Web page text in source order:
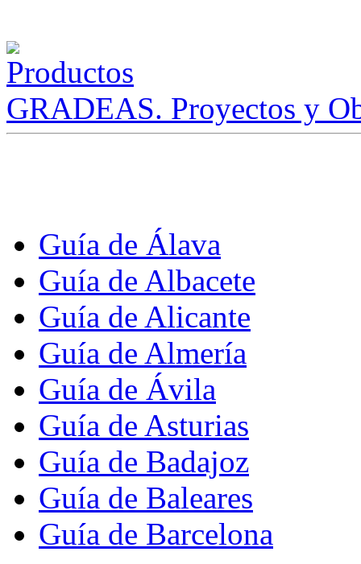
GRADEAS. Proyectos y
Guía de Álava
Guía de Albacete
Guía de Alicante
Guía de Almería
Guía de Ávila
Guía de Asturias
Guía de Badajoz
Guía de Baleares
Guía de Barcelona